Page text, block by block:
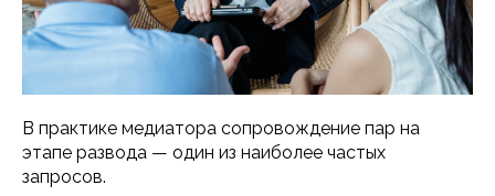
В практике медиатора сопровождение пар на
этапе развода — один из наиболее частых
запросов.